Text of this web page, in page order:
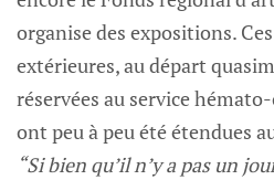
organise des expositions.
extérieures, au départ
réservées au service
ont peu à peu été étendues
“Si bien qu’il n’y a pas un